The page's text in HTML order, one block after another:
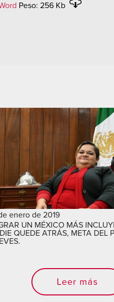
Peso: 256 Kb
enero de 2019
UN MÉXICO MÁS
QUEDE ATRÁS, META DEL
Leer más